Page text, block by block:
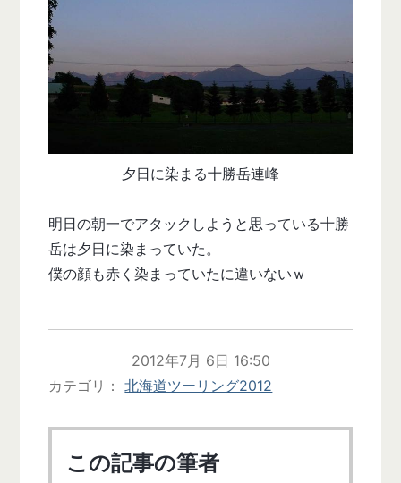
夕日に染まる十勝岳連峰
明日の朝一でアタックしようと思っている十勝
岳は夕日に染まっていた。
僕の顔も赤く染まっていたに違いないｗ
2012年7月 6日 16:50
カテゴリ
北海道ツーリング2012
この記事の筆者